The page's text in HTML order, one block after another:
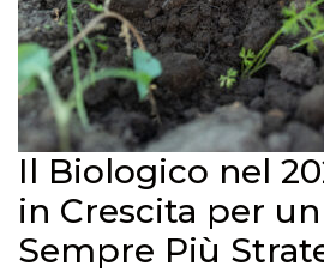
Il Biologico nel
in Crescita per
Sempre Più